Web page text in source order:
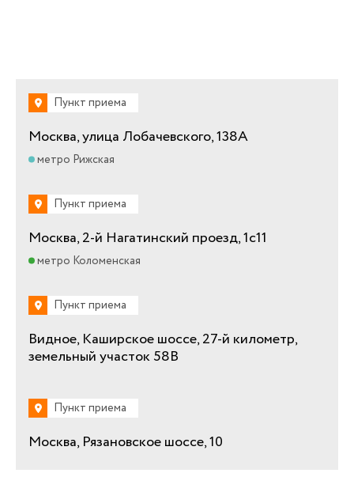
Пункт приема
Москва, улица Лобачевского, 138А
метро Рижская
Пункт приема
Москва, 2-й Нагатинский проезд, 1с11
метро Коломенская
Пункт приема
Видное, Каширское шоссе, 27-й километр,
земельный участок 58В
Пункт приема
Москва, Рязановское шоссе, 10